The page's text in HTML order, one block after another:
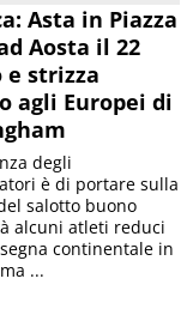
Asta in Piazza
Aosta il 22
e strizza
agli Europei di
degli
è di portare sulla
salotto buono
alcuni atleti reduci
continentale in
...